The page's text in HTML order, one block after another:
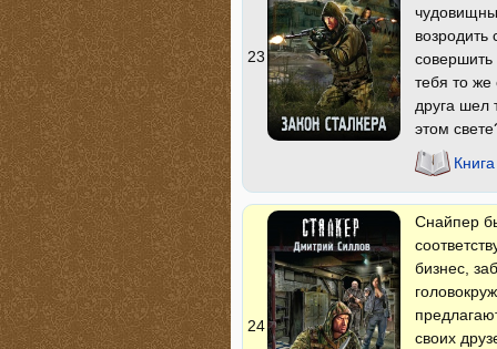
23
тебя то
друга шел
этом
24
Снайпер
бизнес,
своих